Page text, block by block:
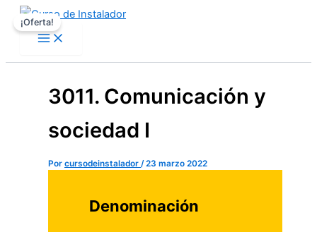
contenido
3011. Comunicación y
sociedad I
Por cursodeinstalador /23 marzo 2022
Denominación
¡Oferta!
El